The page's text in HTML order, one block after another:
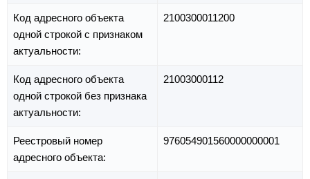
Код адресного объекта
одной строкой с признаком
актуальности:
2100300011200
Код адресного объекта
одной строкой без признака
актуальности:
21003000112
Реестровый номер
адресного объекта:
976054901560000000001